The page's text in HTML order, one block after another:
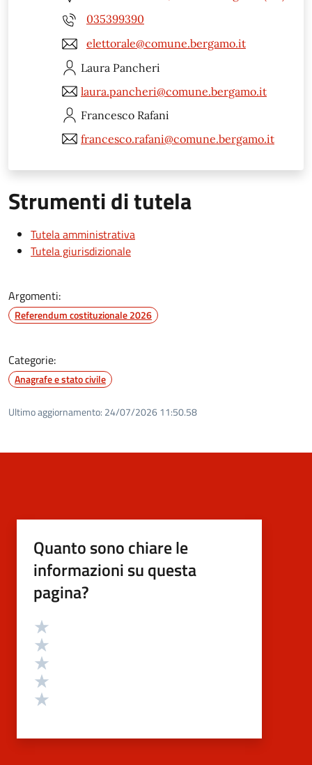
035399390
elettorale@comune.bergamo.it
Laura Pancheri
laura.pancheri@comune.bergamo.it
Francesco Rafani
francesco.rafani@comune.bergamo.it
Strumenti di tutela
Tutela amministrativa
Tutela giurisdizionale
Argomenti:
Referendum costituzionale 2026
Categorie:
Anagrafe e stato civile
Ultimo aggiornamento: 24/07/2026 11:50.58
Quanto sono chiare le
informazioni su questa
pagina?
Valutazione